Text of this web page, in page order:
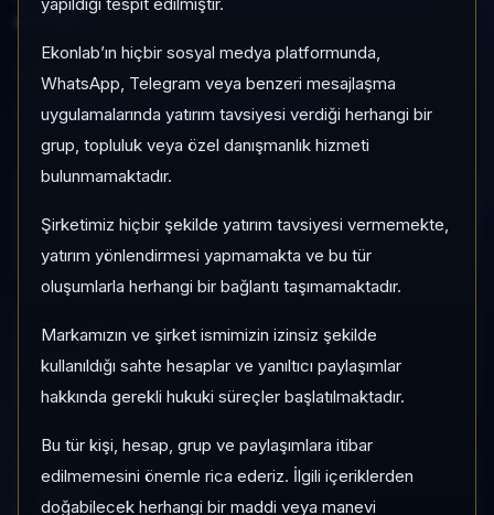
Ekonlab’ın hiçbir sosyal medya platformunda,
WhatsApp, Telegram veya benzeri mesajlaşma
uygulamalarında yatırım tavsiyesi verdiği herhangi bir
grup, topluluk veya özel danışmanlık hizmeti
bulunmamaktadır.
Şirketimiz hiçbir şekilde yatırım tavsiyesi vermemekte,
yatırım yönlendirmesi yapmamakta ve bu tür
oluşumlarla herhangi bir bağlantı taşımamaktadır.
Markamızın ve şirket ismimizin izinsiz şekilde
kullanıldığı sahte hesaplar ve yanıltıcı paylaşımlar
hakkında gerekli hukuki süreçler başlatılmaktadır.
Bu tür kişi, hesap, grup ve paylaşımlara itibar
edilmemesini önemle rica ederiz. İlgili içeriklerden
doğabilecek herhangi bir maddi veya manevi
Risk:Düşük Son fiyat:47,6600
1 AY VE 3 AY PERFORMANS
+%43,71
3 Ay:%-97,91
KATEGORI KONUMU
22/50
Momentum bazlı kategori içi sıra
#152